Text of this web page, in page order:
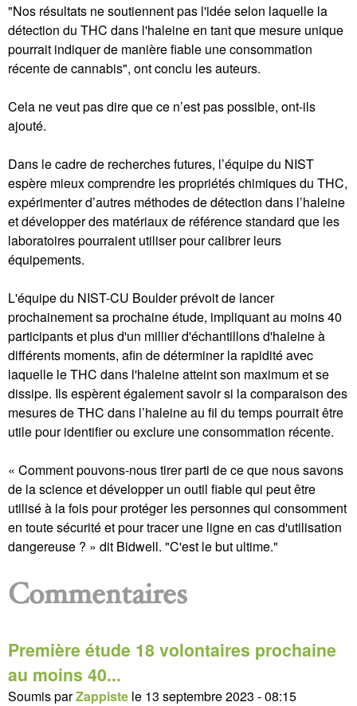
"Nos résultats ne soutiennent pas l'idée selon laquelle la
détection du THC dans l'haleine en tant que mesure unique
pourrait indiquer de manière fiable une consommation
récente de cannabis", ont conclu les auteurs.
Cela ne veut pas dire que ce n’est pas possible, ont-ils
ajouté.
Dans le cadre de recherches futures, l’équipe du NIST
espère mieux comprendre les propriétés chimiques du THC,
expérimenter d’autres méthodes de détection dans l’haleine
et développer des matériaux de référence standard que les
laboratoires pourraient utiliser pour calibrer leurs
équipements.
L'équipe du NIST-CU Boulder prévoit de lancer
prochainement sa prochaine étude, impliquant au moins 40
participants et plus d'un millier d'échantillons d'haleine à
différents moments, afin de déterminer la rapidité avec
laquelle le THC dans l'haleine atteint son maximum et se
dissipe. Ils espèrent également savoir si la comparaison des
mesures de THC dans l’haleine au fil du temps pourrait être
utile pour identifier ou exclure une consommation récente.
« Comment pouvons-nous tirer parti de ce que nous savons
de la science et développer un outil fiable qui peut être
utilisé à la fois pour protéger les personnes qui consomment
en toute sécurité et pour tracer une ligne en cas d'utilisation
dangereuse ? » dit Bidwell. "C'est le but ultime."
Commentaires
Première étude 18 volontaires prochaine
au moins 40...
Soumis parZappiste le 13 septembre 2023 - 08:15